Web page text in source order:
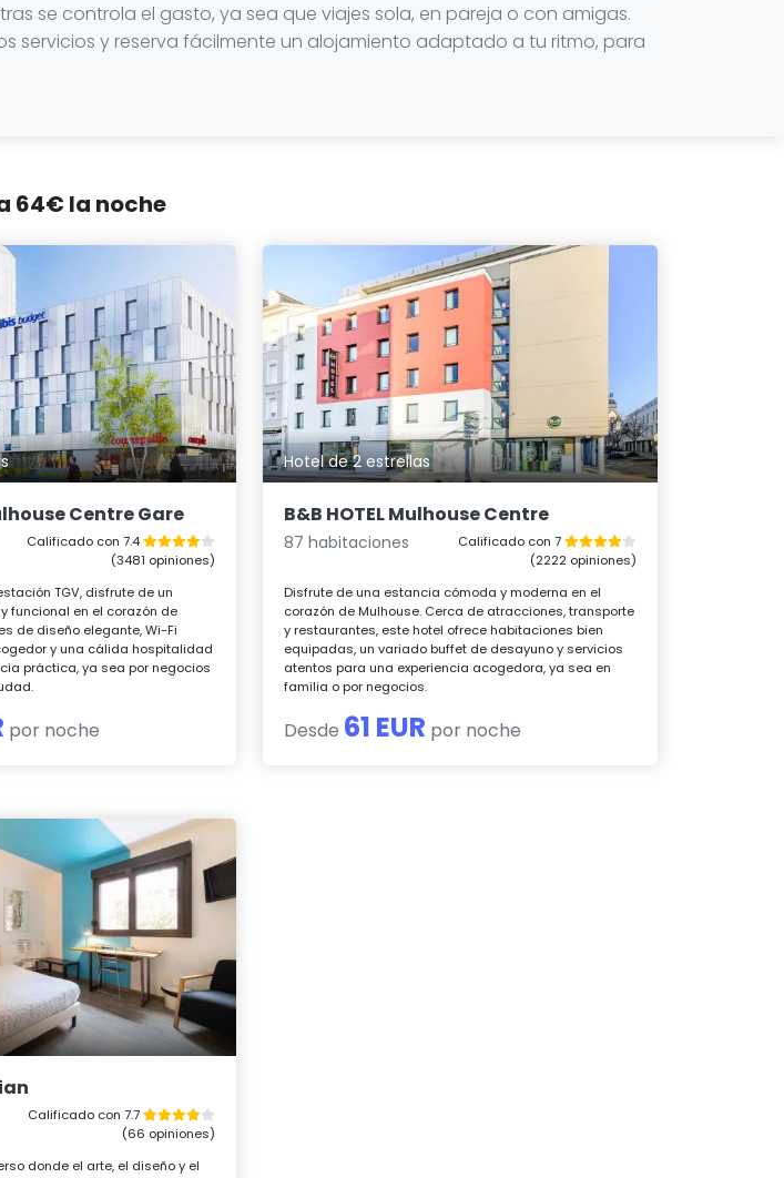
se controla el gasto, ya sea que viajes sola, en pareja o con amigas.
servicios y reserva fácilmente un alojamiento adaptado a tu ritmo, para
64€ la noche
Centre Gare
Calificado con 7.4
(3481 opiniones)
TGV, disfrute de un
funcional en el corazón de
de diseño elegante, Wi-Fi
y una cálida hospitalidad
práctica, ya sea por negocios
por noche
Hotel de 2 estrellas
B&B HOTEL Mulhouse Centre
87 habitaciones
Calificado con 7
(2222 opiniones)
Disfrute de una estancia cómoda y moderna en el
corazón de Mulhouse. Cerca de atracciones, transporte
y restaurantes, este hotel ofrece habitaciones bien
equipadas, un variado buffet de desayuno y servicios
atentos para una experiencia acogedora, ya sea en
familia o por negocios.
Desde 61 EUR por noche
Calificado con 7.7
(66 opiniones)
donde el arte, el diseño y el